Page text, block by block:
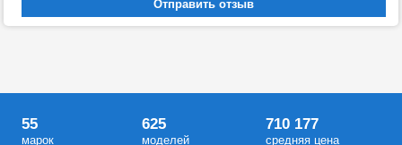
55
марок
625
моделей
710 177
средняя цена